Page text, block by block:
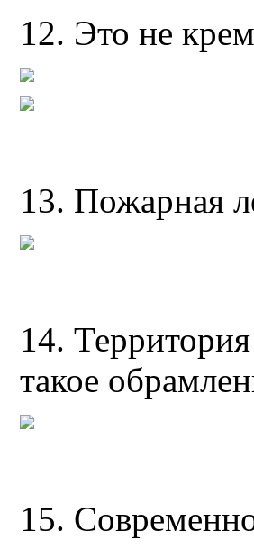
12. Это не
13. Пожарная
14.
такое
15.